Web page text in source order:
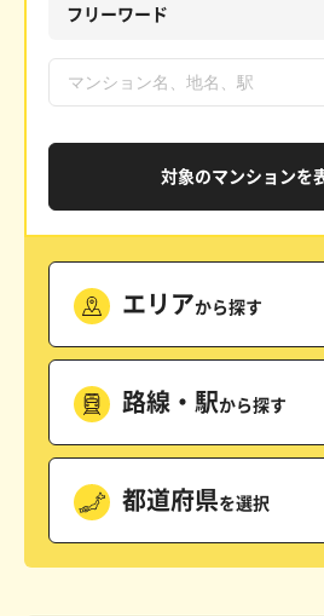
フリーワード
対象のマンションを
エリアから探す
路線・駅から探す
都道府県を選択